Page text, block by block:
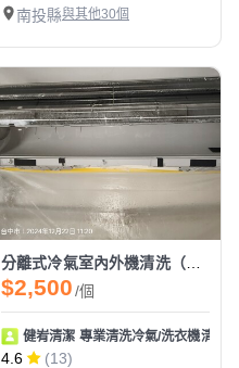
南投縣與其他30個
分離式冷氣室內外機清洗（拆卸風鼓）
$2,500/個
健峟清潔 專業清洗冷氣/洗衣機清洗
4.6
(13)